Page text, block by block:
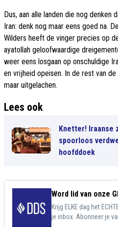
Dus, aan alle landen die nog
Iran: denk nog maar eens goed na.
Wilders heeft de vinger precies op
ayatollah geloofwaardige
weer eens losgaan op onschuldige
en vrijheid opeisen. In de rest van
maar uitgelachen.
Lees ook
Knetter! Iraanse
spoorloos
hoofddoek
Word lid van onze
Krijg ELKE dag het
je inbox. Abonneer je